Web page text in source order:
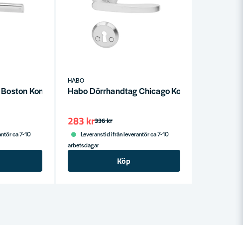
Kombi RFR SB
ca 7-10
HABO
Habo Dörrhandtag Chicago Kombi RFR SB
336 kr
283 kr
Leveranstid ifrån leverantör ca 7-10
arbetsdagar
Köp